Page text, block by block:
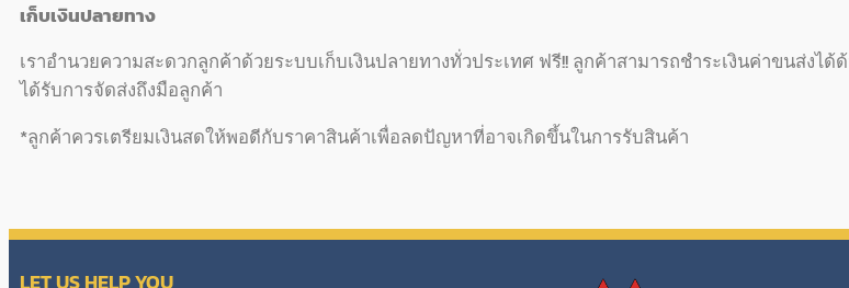
เก็บเงินปลายทาง
เราอำนวยความสะดวกลูกค้าด้วยระบบเก็บเงินปลายทางทั่วประเทศ ฟรี!! ลูกค้าสามารถชำระเงินค่าขนส่งไ
ได้รับการจัดส่งถึงมือลูกค้า
*ลูกค้าควรเตรียมเงินสดให้พอดีกับราคาสินค้าเพื่อลดปัญหาที่อาจเกิดขึ้นในการรับสินค้า
LET US HELP YOU